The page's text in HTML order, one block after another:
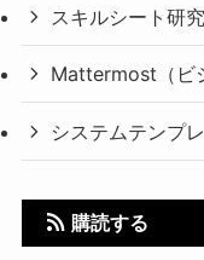
スキルシート研
Mattermost（ビ
システムテンプ
購読する